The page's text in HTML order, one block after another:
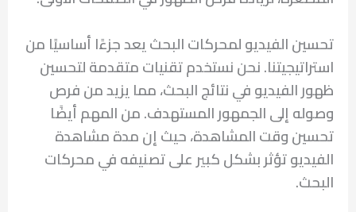
تحسين الفيديو لمحركات البحث يعد جزءًا أساسيًا من
استراتيجيتنا. نحن نستخدم تقنيات متقدمة لتحسين
ظهور الفيديو في نتائج البحث، مما يزيد من فرص
وصوله إلى الجمهور المستهدف. من المهم أيضًا
تحسين وقت المشاهدة، حيث إن مدة مشاهدة
الفيديو تؤثر بشكل كبير على تصنيفه في محركات
البحث.